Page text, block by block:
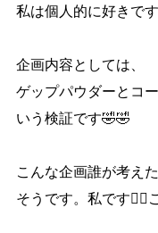
私は個人的に好きで
企画内容としては、
ゲップパウダーとコ
いう検証です🤣🤣
こんな企画誰が考え
そうです。私です🙇‍♀️